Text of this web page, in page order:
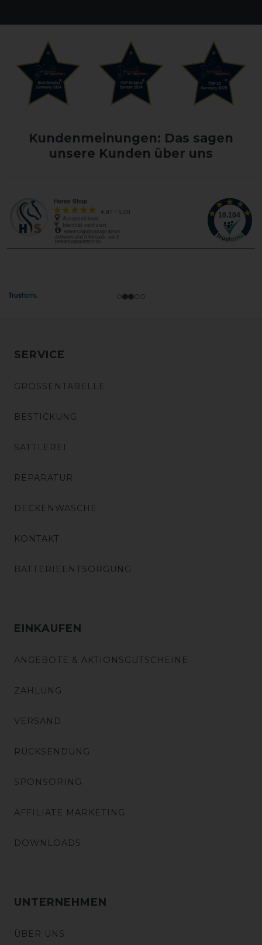
Kundenmeinungen: Das sagen
unsere Kunden über uns
SERVICE
GRÖSSENTABELLE
BESTICKUNG
SATTLEREI
REPARATUR
DECKENWÄSCHE
KONTAKT
BATTERIEENTSORGUNG
EINKAUFEN
ANGEBOTE & AKTIONSGUTSCHEINE
ZAHLUNG
VERSAND
RÜCKSENDUNG
SPONSORING
AFFILIATE MARKETING
DOWNLOADS
UNTERNEHMEN
ÜBER UNS